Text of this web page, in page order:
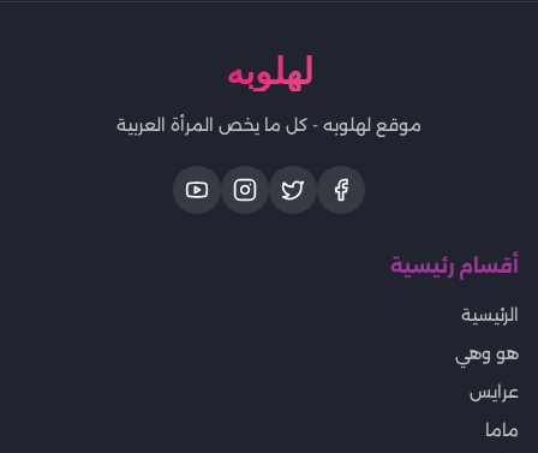
لهلوبه
موقع لهلوبه - كل ما يخص المرأة العربية
أقسام رئيسية
الرئيسية
هو وهي
عرايس
ماما